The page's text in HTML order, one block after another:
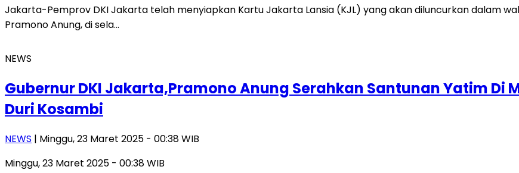
Jakarta-Pemprov DKI Jakarta telah menyiapkan Kartu Jakarta Lansia (KJL) yang akan diluncurkan dalam
Pramono Anung, di sela…
NEWS
Gubernur DKI Jakarta,Pramono Anung Serahkan Santunan Yatim Di
Duri Kosambi
NEWS | Minggu, 23 Maret 2025 - 00:38 WIB
Minggu, 23 Maret 2025 - 00:38 WIB